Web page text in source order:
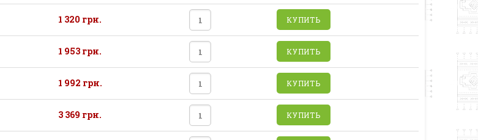
1 320 грн. КУПИТЬ
1 953 грн. КУПИТЬ
1 992 грн. КУПИТЬ
3 369 грн. КУПИТЬ